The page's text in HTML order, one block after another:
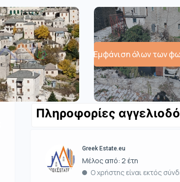
Εμφάνιση όλων των
Πληροφορίες
Greek Estate.eu
Μέλος από: 2 έτη
Ο χρήστης είναι εκτός